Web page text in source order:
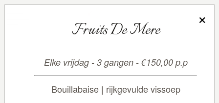
×
Fruits De Mere
Elke vrijdag - 3 gangen - €150,00 p.p
Bouillabaise | rijkgevulde vissoep